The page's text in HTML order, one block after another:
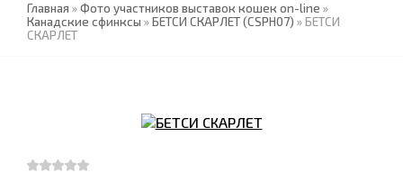
Главная »Фото участников выставок кошек on-line »
Канадские сфинксы »БЕТСИ СКАРЛЕТ (CSPH07) » БЕТСИ
СКАРЛЕТ